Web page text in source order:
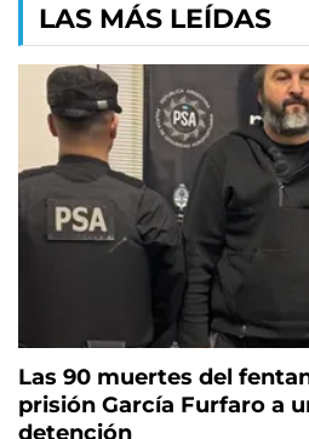
LAS MÁS LEÍDAS
Las 90 muertes del
prisión García Furfaro a
detención